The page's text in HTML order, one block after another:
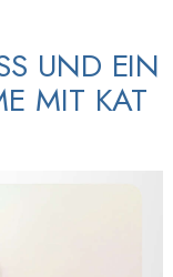
UND EIN
MIT KAT